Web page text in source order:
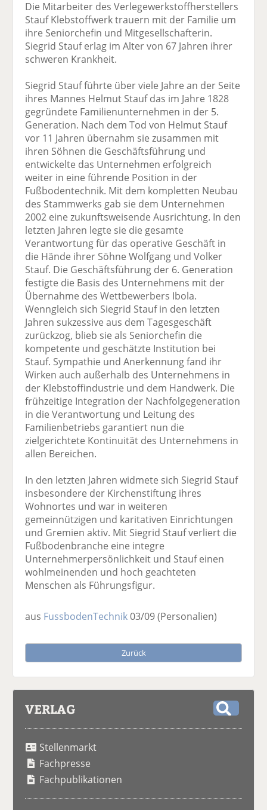
Die Mitarbeiter des Verlegewerkstoffherstellers
Stauf Klebstoffwerk trauern mit der Familie um
ihre Seniorchefin und Mitgesellschafterin.
Siegrid Stauf erlag im Alter von 67 Jahren ihrer
schweren Krankheit.
Siegrid Stauf führte über viele Jahre an der Seite
ihres Mannes Helmut Stauf das im Jahre 1828
gegründete Familienunternehmen in der 5.
Generation. Nach dem Tod von Helmut Stauf
vor 11 Jahren übernahm sie zusammen mit
ihren Söhnen die Geschäftsführung und
entwickelte das Unternehmen erfolgreich
weiter in eine führende Position in der
Fußbodentechnik. Mit dem kompletten Neubau
des Stammwerks gab sie dem Unternehmen
2002 eine zukunftsweisende Ausrichtung. In den
letzten Jahren legte sie die gesamte
Verantwortung für das operative Geschäft in
die Hände ihrer Söhne Wolfgang und Volker
Stauf. Die Geschäftsführung der 6. Generation
festigte die Basis des Unternehmens mit der
Übernahme des Wettbewerbers Ibola.
Wenngleich sich Siegrid Stauf in den letzten
Jahren sukzessive aus dem Tagesgeschäft
zurückzog, blieb sie als Seniorchefin die
kompetente und geschätzte Institution bei
Stauf. Sympathie und Anerkennung fand ihr
Wirken auch außerhalb des Unternehmens in
der Klebstoffindustrie und dem Handwerk. Die
frühzeitige Integration der Nachfolgegeneration
in die Verantwortung und Leitung des
Familienbetriebs garantiert nun die
zielgerichtete Kontinuität des Unternehmens in
allen Bereichen.
In den letzten Jahren widmete sich Siegrid Stauf
insbesondere der Kirchenstiftung ihres
Wohnortes und war in weiteren
gemeinnützigen und karitativen Einrichtungen
und Gremien aktiv. Mit Siegrid Stauf verliert die
Fußbodenbranche eine integre
Unternehmerpersönlichkeit und Stauf einen
wohlmeinenden und hoch geachteten
Menschen als Führungsfigur.
aus FussbodenTechnik03/09(Personalien)
Zurück
VERLAG
Stellenmarkt
Fachpresse
Fachpublikationen